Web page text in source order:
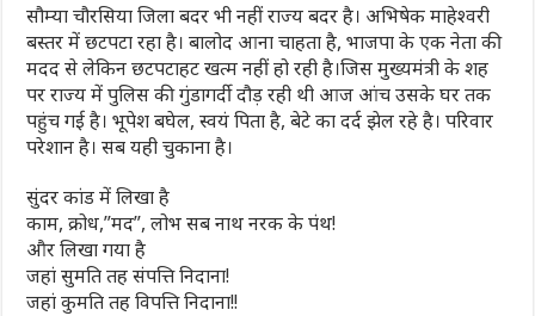
सौम्या चौरसिया जिला बदर भी नहीं राज्य बदर है। अभिषेक माहेश्वरी
बस्तर में छटपटा रहा है। बालोद आना चाहता है, भाजपा के एक नेता की
मदद से लेकिन छटपटाहट खत्म नहीं हो रही है।जिस मुख्यमंत्री के शह
पर राज्य में पुलिस की गुंडागर्दी दौड़ रही थी आज आंच उसके घर तक
पहुंच गई है। भूपेश बघेल, स्वयं पिता है, बेटे का दर्द झेल रहे है। परिवार
परेशान है। सब यही चुकाना है।
सुंदर कांड में लिखा है
काम, क्रोध,”मद”, लोभ सब नाथ नरक के पंथ!
और लिखा गया है
जहां सुमति तह संपत्ति निदाना!
जहां कुमति तह विपत्ति निदाना!!